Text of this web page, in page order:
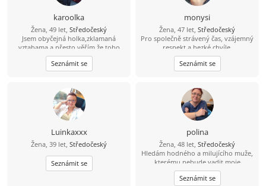
karoolka
Žena, 49 let, Středočeský
Jsem obyčejná holka,zklamaná
vztahama a přesto věřím,že toho
pravého jednou najdu.
Seznámit se
monysi
Žena, 47 let, Středočeský
Pro společně strávený čas, vzájemný
respekt a hezké chvíle.
Mladoboleslavsko - Nymbursko. Jen
nekuřák se zájmem vybudovat
postupně vážný vztah.
Seznámit se
Luinkaxxx
Žena, 39 let, Středočeský
Seznámit se
polina
Žena, 48 let, Středočeský
Hledám hodného a milujícího muže,
kterému nebude vadit moje
sluníčko. Mám 5 letého synka.
Seznámit se